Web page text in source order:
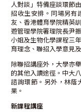
人對談」特備座談環節
招收生安排。同場另有
友、香港體育學院精英
遊管理學院署理院長尹
小姐及生物化學課程三
育理念、聯招入學意見
除聯招講座外，大學亦
的其他入讀途徑。中大
諮詢環節。另外，林蔭
果。
新課程講座